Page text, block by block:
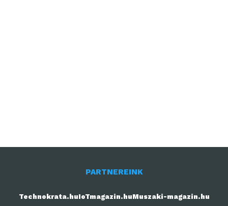
PARTNEREINK
Technokrata.huIoTmagazin.huMuszaki-magazin.hu